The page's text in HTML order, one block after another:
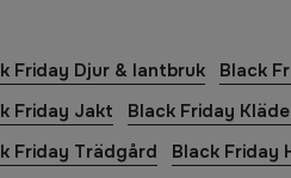
Friday Djur & lantbruk Black
Friday Jakt
Black Friday
Friday Trädgård
Black Friday